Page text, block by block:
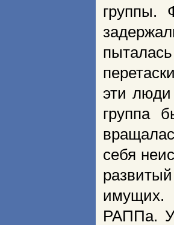
группы.
эти
группа
себя
имущих.
РАППа. У